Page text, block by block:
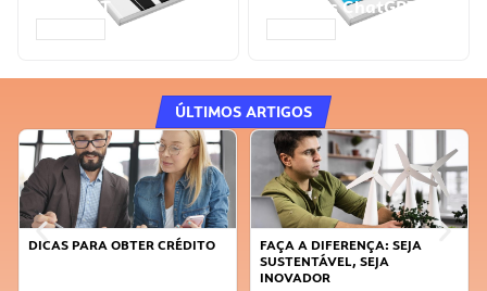
ChatGPT Prompts ChatGPT
ÚLTIMOS ARTIGOS
DICAS PARA OBTER CRÉDITO
FAÇA A DIFERENÇA: SEJA
SUSTENTÁVEL, SEJA
INOVADOR